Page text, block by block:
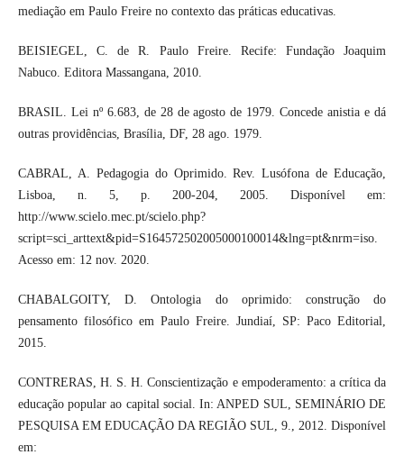
mediação em Paulo Freire no contexto das práticas educativas.
BEISIEGEL, C. de R. Paulo Freire. Recife: Fundação Joaquim
Nabuco. Editora Massangana, 2010.
BRASIL. Lei nº 6.683, de 28 de agosto de 1979. Concede anistia e dá
outras providências, Brasília, DF, 28 ago. 1979.
CABRAL, A. Pedagogia do Oprimido. Rev. Lusófona de Educação,
Lisboa, n. 5, p. 200-204, 2005. Disponível em:
http://www.scielo.mec.pt/scielo.php?
script=sci_arttext&pid=S164572502005000100014&lng=pt&nrm=iso.
Acesso em: 12 nov. 2020.
CHABALGOITY, D. Ontologia do oprimido: construção do
pensamento filosófico em Paulo Freire. Jundiaí, SP: Paco Editorial,
2015.
CONTRERAS, H. S. H. Conscientização e empoderamento: a crítica da
educação popular ao capital social. In: ANPED SUL, SEMINÁRIO DE
PESQUISA EM EDUCAÇÃO DA REGIÃO SUL, 9., 2012. Disponível
em: